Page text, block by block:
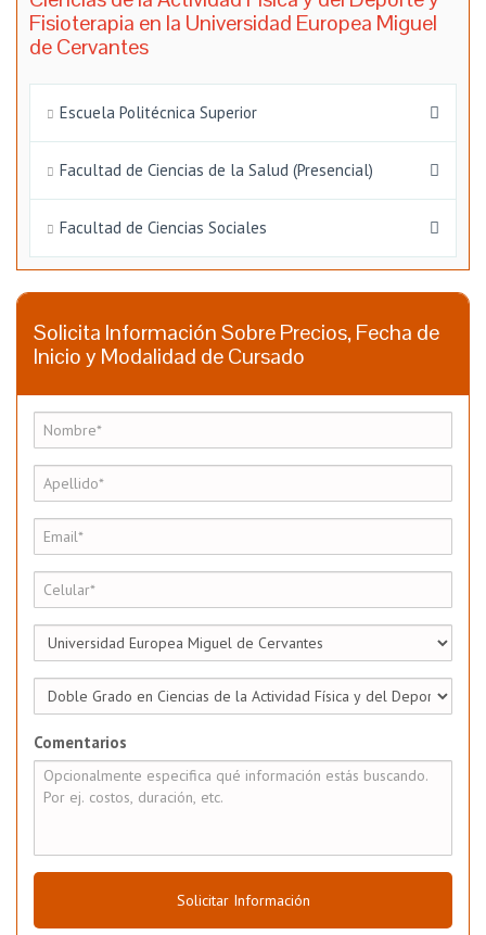
Fisioterapia en la Universidad Europea Miguel
de Cervantes
Escuela Politécnica Superior
Facultad de Ciencias de la Salud (Presencial)
Facultad de Ciencias Sociales
Solicita Información Sobre Precios, Fecha de
Inicio y Modalidad de Cursado
Comentarios
Solicitar Información